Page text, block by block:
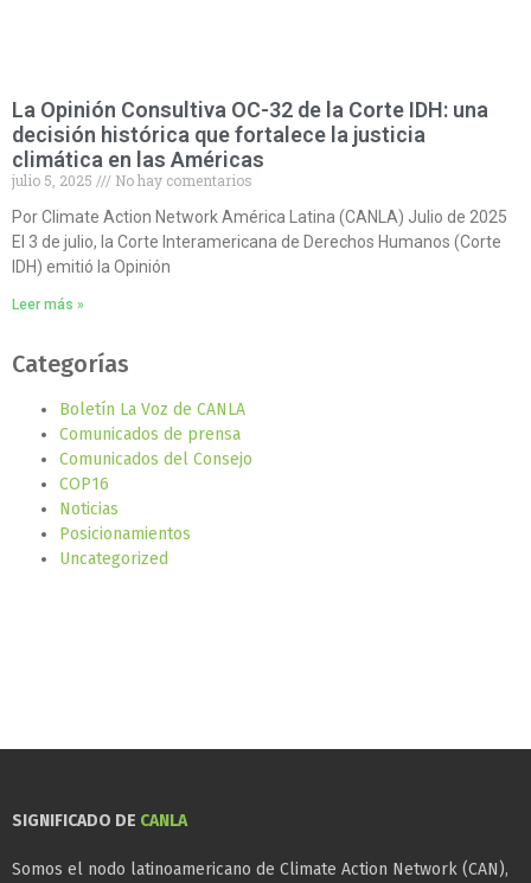
La Opinión Consultiva OC-32 de la Corte IDH: una
decisión histórica que fortalece la justicia
climática en las Américas
julio 5, 2025
No hay comentarios
Por Climate Action Network América Latina (CANLA) Julio de 2025
El 3 de julio, la Corte Interamericana de Derechos Humanos (Corte
IDH) emitió la Opinión
Leer más »
Categorías
Boletín La Voz de CANLA
Comunicados de prensa
Comunicados del Consejo
COP16
Noticias
Posicionamientos
Uncategorized
SIGNIFICADO DE CANLA
Somos el nodo latinoamericano de Climate Action Network (CAN),